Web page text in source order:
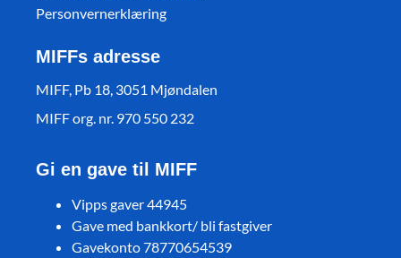
Personvernerklæring
MIFFs adresse
MIFF, Pb 18, 3051 Mjøndalen
MIFF org. nr. 970 550 232
Gi en gave til MIFF
Vipps gaver 44945
Gave med bankkort/ bli fastgiver
Gavekonto 78770654539